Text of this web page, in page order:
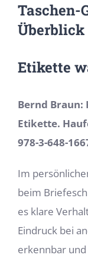
Taschen-
Überblick
Etikette
Bernd Braun:
Etikette.
978-3-648-
Im
beim
es klare
Eindruck bei
erkennbar